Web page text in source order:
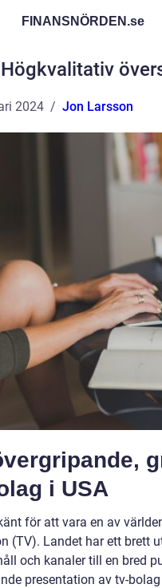
FINANSNÖRDEN.se
Högkvalitativ
2024 Jon Larsson
i USA
för att vara en av
(TV). Landet har ett brett
och kanaler till en bred
presentation av tv-